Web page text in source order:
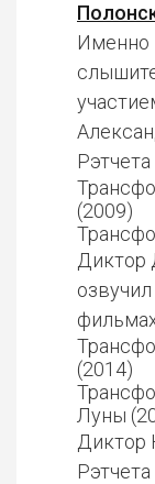
Именно
(2009)
Диктор
(2014)
Луны
Диктор